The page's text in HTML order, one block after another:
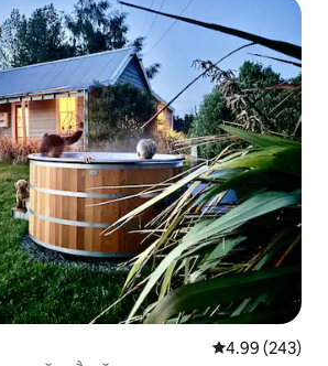
औसत रेटिंग 5 में से
4.99 (243)